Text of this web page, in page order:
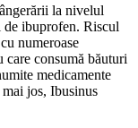
la nivelul
de ibuprofen. Riscul
numeroase
care consumă băuturi
medicamente
jos, Ibusinus